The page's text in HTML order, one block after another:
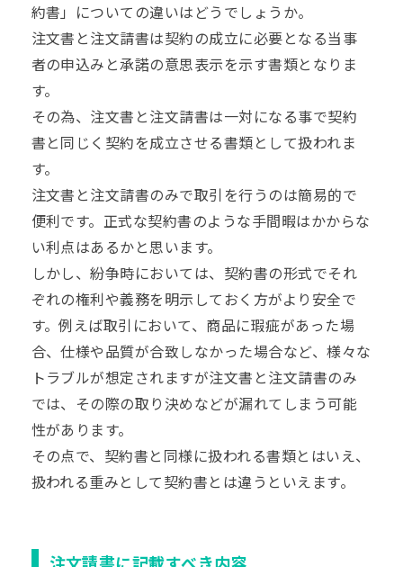
約書」についての違いはどうでしょうか。
注文書と注文請書は契約の成立に必要となる当事
者の申込みと承諾の意思表示を示す書類となりま
す。
その為、注文書と注文請書は一対になる事で契約
書と同じく契約を成立させる書類として扱われま
す。
注文書と注文請書のみで取引を行うのは簡易的で
便利です。正式な契約書のような手間暇はかからな
い利点はあるかと思います。
しかし、紛争時においては、契約書の形式でそれ
ぞれの権利や義務を明示しておく方がより安全で
す。例えば取引において、商品に瑕疵があった場
合、仕様や品質が合致しなかった場合など、様々な
トラブルが想定されますが注文書と注文請書のみ
では、その際の取り決めなどが漏れてしまう可能
性があります。
その点で、契約書と同様に扱われる書類とはいえ、
扱われる重みとして契約書とは違うといえます。